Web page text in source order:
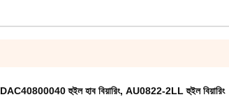
DAC40800040 হুইল হাব বিয়ারিং, AU0822-2LL হুইল বিয়ারিং